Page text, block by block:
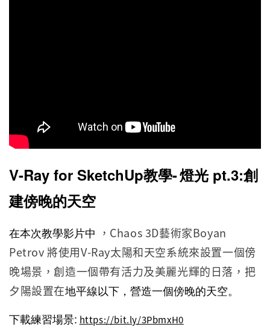
V-Ray for SketchUp教學-燈光 pt.3:創
建傍晚的天空
在本次教學影片中 ，Chaos 3D藝術家Boyan
Petrov 將使用V-Ray太陽和天空系統來設置一個傍
晚場景，創造一個帶有活力及美麗光輝的日落，把
夕陽設置在地平線以下，營造一個傍晚的天空。
下載練習場景: https://bit.ly/3PbmxH0